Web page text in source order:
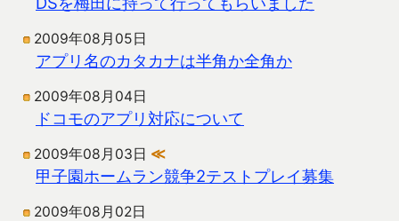
2009年08月05日
アプリ名のカタカナは半角か全角か
2009年08月04日
ドコモのアプリ対応について
2009年08月03日 ≪
甲子園ホームラン競争2テストプレイ募集
2009年08月02日